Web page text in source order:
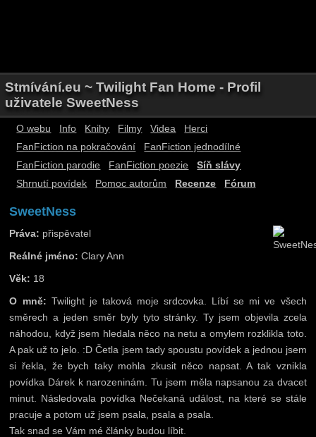
Stmívání.eu ~ Twilight Fan Home - Profil
uživatele SweetNess
O webu Info Knihy Filmy Videa
Herci
FanFiction na pokračování
FanFiction jednodílné
FanFiction parodie
FanFiction poezie
Síň slávy
Shrnutí povídek
Pomoc autorům Recenze Fórum
SweetNess
Práva: přispěvatel
Reálné jméno: Clary Ann
Věk: 18
O mně: Twilight je taková moje srdcovka. Líbí se mi ve všech
směrech a jeden směr byly tyto stránky. Ty jsem objevila zcela
náhodou, když jsem hledala něco na netu a omylem rozklikla toto.
A pak už to jelo. :D Četla jsem tady spoustu povídek a jednou jsem
si řekla, že bych taky mohla zkusit něco napsat. A tak vznikla
povídka Dárek k narozeninám. Tu jsem měla napsanou za dvacet
minut. Následovala povídka Nečekaná událost, na které se stále
pracuje a potom už jsem psala, psala a psala.
Tak snad se Vám mé články budou líbit.